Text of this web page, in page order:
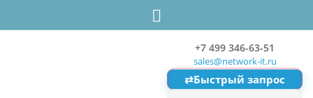
+7 499 346-63-51
sales@network-it.ru
⇄Быстрый запрос